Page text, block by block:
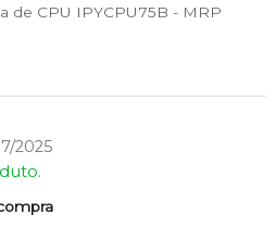
de CPU IPYCPU75B - MRP
2025